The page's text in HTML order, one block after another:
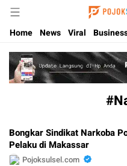
Update Kabar Hits Sulsel,
Home News Viral
Bongkar Sindikat Narkoba
Pelaku di Makassar
Pojoksulsel.com